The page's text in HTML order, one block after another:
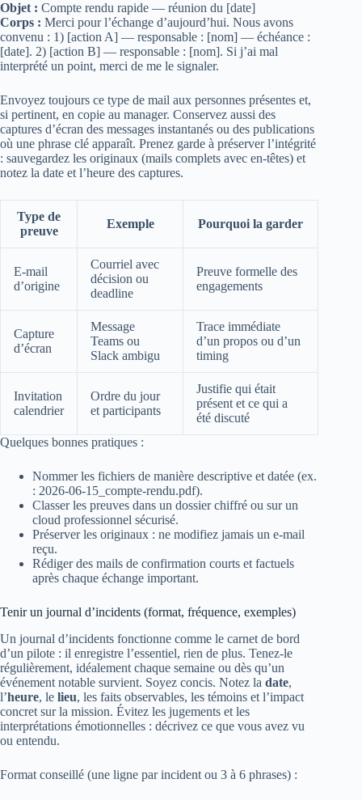
Objet : Compte rendu rapide — réunion du [date]
Corps : Merci pour l’échange d’aujourd’hui. Nous avons
convenu : 1) [action A] — responsable : [nom] — échéance :
[date]. 2) [action B] — responsable : [nom]. Si j’ai mal
interprété un point, merci de me le signaler.
Envoyez toujours ce type de mail aux personnes présentes et,
si pertinent, en copie au manager. Conservez aussi des
captures d’écran des messages instantanés ou des publications
où une phrase clé apparaît. Prenez garde à préserver l’intégrité
: sauvegardez les originaux (mails complets avec en‑têtes) et
notez la date et l’heure des captures.
Type de
preuve
Exemple Pourquoi la garder
E‑mail
d’origine
Courriel avec
décision ou
deadline
Preuve formelle des
engagements
Capture
d’écran
Message
Teams ou
Slack ambigu
Trace immédiate
d’un propos ou d’un
timing
Invitation
calendrier
Ordre du jour
et participants
Justifie qui était
présent et ce qui a
été discuté
Quelques bonnes pratiques :
Nommer les fichiers de manière descriptive et datée (ex.
: 2026‑06‑15_compte‑rendu.pdf).
Classer les preuves dans un dossier chiffré ou sur un
cloud professionnel sécurisé.
Préserver les originaux : ne modifiez jamais un e‑mail
reçu.
Rédiger des mails de confirmation courts et factuels
après chaque échange important.
Tenir un journal d’incidents (format, fréquence, exemples)
Un journal d’incidents fonctionne comme le carnet de bord
d’un pilote : il enregistre l’essentiel, rien de plus. Tenez‑le
régulièrement, idéalement chaque semaine ou dès qu’un
événement notable survient. Soyez concis. Notez la date,
l’heure, le lieu, les faits observables, les témoins et l’impact
concret sur la mission. Évitez les jugements et les
interprétations émotionnelles : décrivez ce que vous avez vu
ou entendu.
Format conseillé (une ligne par incident ou 3 à 6 phrases) :